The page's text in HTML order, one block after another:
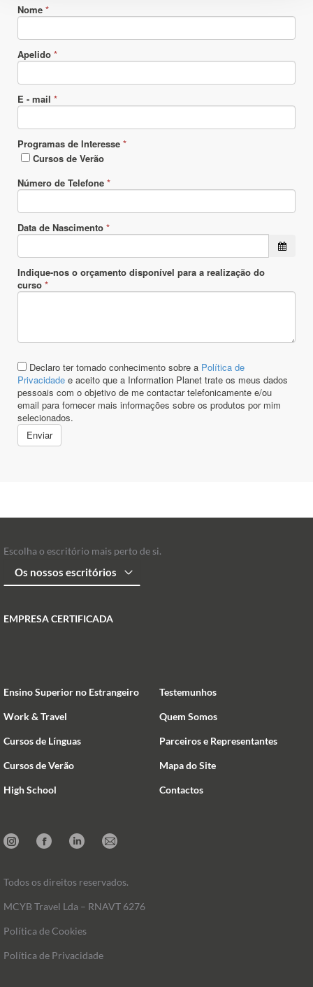
Escolha o escritório mais perto de si.
EMPRESA CERTIFICADA
Ensino Superior no Estrangeiro
Work & Travel
Cursos de Línguas
Cursos de Verão
High School
Testemunhos
Quem Somos
Parceiros e Representantes
Mapa do Site
Contactos
Todos os direitos reservados.
Política de Cookies
Política de Privacidade
InstagramFacebookLinkedinMail
MCYB Travel Lda – RNAVT 6276